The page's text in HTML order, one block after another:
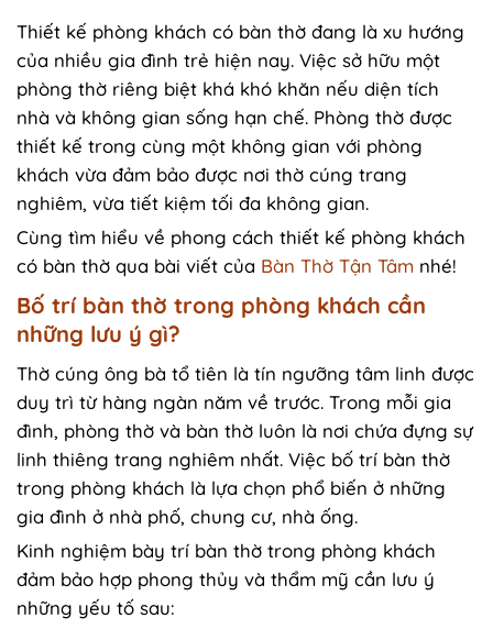
Thiết kế phòng khách có bàn thờ đang là xu hướng
của nhiều gia đình trẻ hiện nay. Việc sở hữu một
phòng thờ riêng biệt khá khó khăn nếu diện tích
nhà và không gian sống hạn chế. Phòng thờ được
thiết kế trong cùng một không gian với phòng
khách vừa đảm bảo được nơi thờ cúng trang
nghiêm, vừa tiết kiệm tối đa không gian.
Cùng tìm hiểu về phong cách thiết kế phòng khách
có bàn thờ qua bài viết của Bàn Thờ Tận Tâm nhé!
Bố trí bàn thờ trong phòng khách cần
những lưu ý gì?
Thờ cúng ông bà tổ tiên là tín ngưỡng tâm linh được
duy trì từ hàng ngàn năm về trước. Trong mỗi gia
đình, phòng thờ và bàn thờ luôn là nơi chứa đựng sự
linh thiêng trang nghiêm nhất. Việc bố trí bàn thờ
trong phòng khách là lựa chọn phổ biến ở những
gia đình ở nhà phố, chung cư, nhà ống.
Kinh nghiệm bày trí bàn thờ trong phòng khách
đảm bảo hợp phong thủy và thẩm mỹ cần lưu ý
những yếu tố sau: